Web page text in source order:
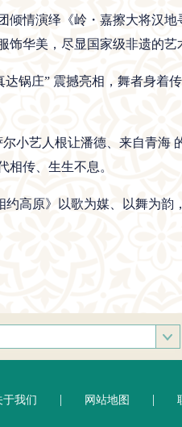
倾情演绎《岭・嘉擦大将汉
华美，尽显国家级非遗的艺
达锅庄” 震撼亮相，舞者身着
小艺人根让潘德、来自青海
相传、生生不息。
高原》以歌为媒、以舞为
于我们 | 网站地图 |